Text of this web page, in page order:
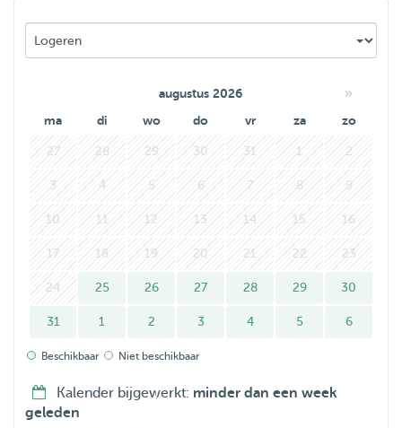
augustus 2026 »
ma di wo do vr za zo
27 28 29 30 31 1 2
3 4 5 6 7 8 9
10 11 12 13 14 15 16
17 18 19 20 21 22 23
24 25 26 27 28 29 30
31 1 2 3 4 5 6
Beschikbaar Niet beschikbaar
Kalender bijgewerkt: minder dan een week
geleden